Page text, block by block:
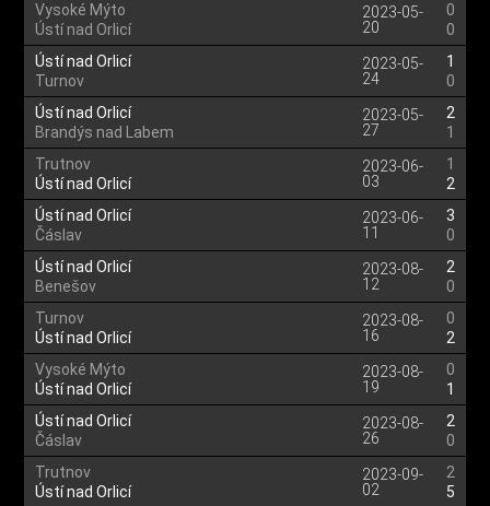
Vysoké Mýto
Ústí nad Orlicí
2023-05-
20
0
0
Ústí nad Orlicí
Turnov
2023-05-
24
1
0
Ústí nad Orlicí
Brandýs nad Labem
2023-05-
27
2
1
Trutnov
Ústí nad Orlicí
2023-06-
03
1
2
Ústí nad Orlicí
Čáslav
2023-06-
11
3
0
Ústí nad Orlicí
Benešov
2023-08-
12
2
0
Turnov
Ústí nad Orlicí
2023-08-
16
0
2
Vysoké Mýto
Ústí nad Orlicí
2023-08-
19
0
1
Ústí nad Orlicí
Čáslav
2023-08-
26
2
0
Trutnov
Ústí nad Orlicí
2023-09-
02
2
5